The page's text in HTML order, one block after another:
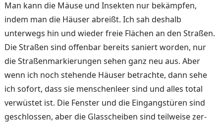
Man kann die Mäuse und Insekten nur be­kämpfen,
indem man die Häu­ser abreißt. Ich sah deshalb
unterwegs hin und wieder freie Flächen an den Straßen.
Die Straßen sind offenbar be­reits saniert worden, nur
die Stra­ßenmarkierungen sehen ganz neu aus. Aber
wenn ich noch stehende Häuser betrachte, dann sehe
ich sofort, dass sie menschenleer sind und alles total
verwüstet ist. Die Fenster und die Eingangstüren sind
geschlossen, aber die Glas­scheiben sind teilweise zer­